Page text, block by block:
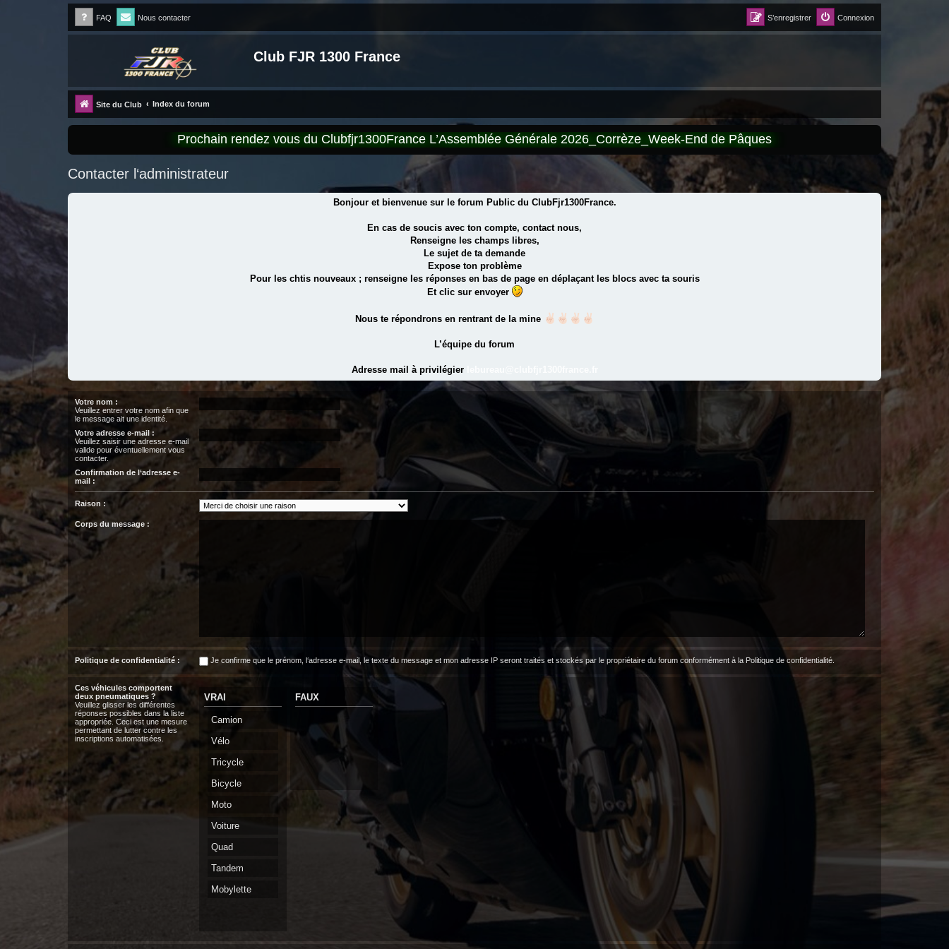
FAQ Nous contacter Connexion
S’enregistrer
Club FJR 1300 France
Site du Club Index du forum
Prochain rendez vous du Clubfjr1300France L’Assemblée Générale 2026_Corrèze_Week-End de Pâques
Contacter l‘administrateur
Bonjour et bienvenue sur le forum Public du ClubFjr1300France.
En cas de soucis avec ton compte, contact nous,
Renseigne les champs libres,
Le sujet de ta demande
Expose ton problème
Pour les chtis nouveaux ; renseigne les réponses en bas de page en déplaçant les blocs avec ta souris
Et clic sur envoyer
Nous te répondrons en rentrant de la mine
L’équipe du forum
Adresse mail à privilégier
Votre nom :
Veuillez entrer votre nom afin que
le message ait une identité.
Votre adresse e-mail :
Veuillez saisir une adresse e-mail
valide pour éventuellement vous
contacter.
Confirmation de l‘adresse e-
mail :
Raison :
Corps du message :
Politique de confidentialité : Je confirme que le prénom, l‘adresse e-mail, le texte du message et mon adresse IP seront traités et stockés par le propriétaire du forum conformément à la Politique de confidentialité
Ces véhicules comportent
deux pneumatiques ?
Veuillez glisser les différentes
réponses possibles dans la liste
appropriée. Ceci est une mesure
permettant de lutter contre les
inscriptions automatisées.
VRAI
Camion
Vélo
Tricycle
Bicycle
Moto
Voiture
Quad
Tandem
Mobylette
FAUX